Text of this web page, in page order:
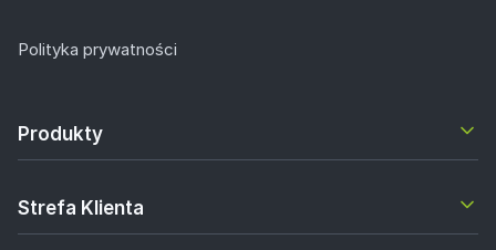
Polityka prywatności
Produkty
Strefa Klienta